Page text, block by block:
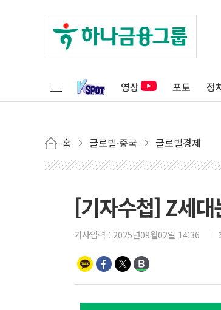
영상 포토 정
홈 글로벌·중국 글로벌경제
[기자수첩] Z세
기사입력 : 2025년09월02일 14:36